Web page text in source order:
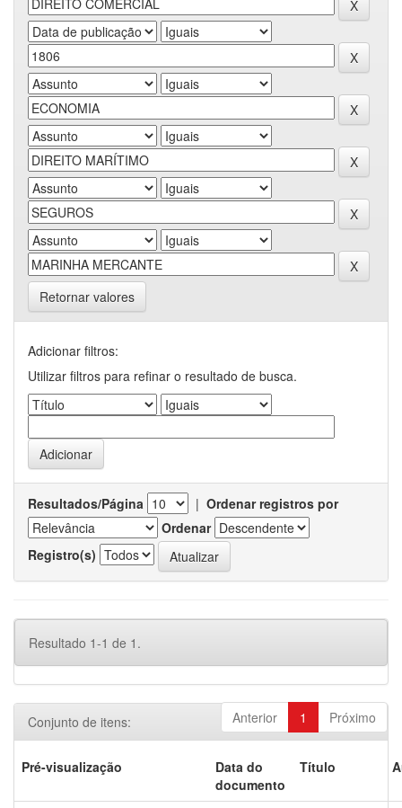
Retornar valores
Adicionar filtros:
Utilizar filtros para refinar o resultado de busca.
Resultados/Página | Ordenar registros por
Ordenar
Registro(s)
Resultado 1-1 de 1.
Anterior 1 Próximo
Conjunto de itens:
Pré-visualização
Data do
documento
Título